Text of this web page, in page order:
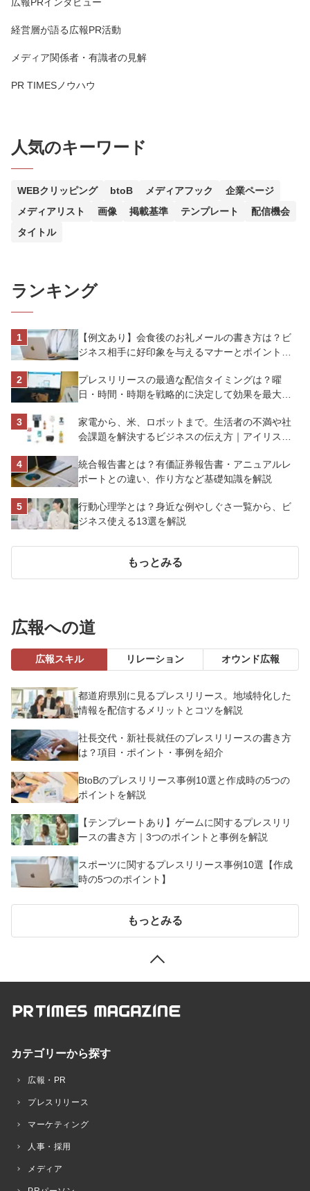
経営層が語る広報PR活動
メディア関係者・有識者の見解
PR TIMESノウハウ
人気のキーワード
WEBクリッピング btoB メディアフック
企業ページ
メディアリスト
画像 掲載基準 テンプレート
配信機会
タイトル
ランキング
【例文あり】会食後のお礼メールの書き方は？ビ
ジネス相手に好印象を与えるマナーとポイントを
プレスリリースの最適な配信タイミングは？曜
日・時間・時期を戦略的に決定して効果を最大化
家電から、米、ロボットまで。生活者の不満や社
会課題を解決するビジネスの伝え方｜アイリスオ
統合報告書とは？有価証券報告書・アニュアルレ
ポートとの違い、作り方など基礎知識を解説
行動心理学とは？身近な例やしぐさ一覧から、ビ
ジネス使える13選を解説
もっとみる
広報への道
広報スキル リレーション オウンド広報
都道府県別に見るプレスリリース。地域特化した
情報を配信するメリットとコツを解説
社長交代・新社長就任のプレスリリースの書き方
は？項目・ポイント・事例を紹介
BtoBのプレスリリース事例10選と作成時の5つの
ポイントを解説
【テンプレートあり】ゲームに関するプレスリリ
ースの書き方｜3つのポイントと事例を解説
スポーツに関するプレスリリース事例10選【作成
時の5つのポイント】
もっとみる
カテゴリーから探す
広報・PR
プレスリリース
マーケティング
人事・採用
メディア